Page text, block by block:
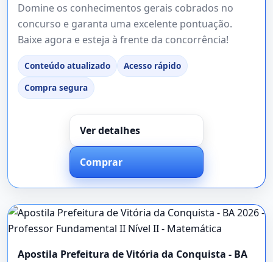
Domine os conhecimentos gerais cobrados no
concurso e garanta uma excelente pontuação.
Baixe agora e esteja à frente da concorrência!
Conteúdo atualizado
Acesso rápido
Compra segura
Ver detalhes
Comprar
Apostila Prefeitura de Vitória da Conquista - BA